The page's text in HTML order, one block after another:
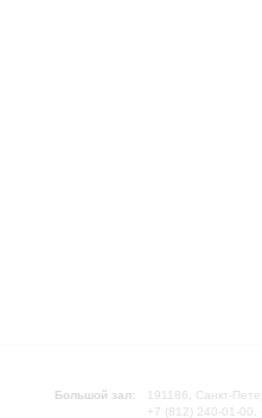
Большой зал:
191186, Санкт-
+7 (812) 240-01-00,